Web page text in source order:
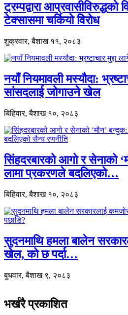
ट्रम्पद्वारा आप्रवासीविरुद्धको
टेक्सासमा चर्कियो विरोध
शुक्रवार, बैशाख ११, २०८३
नयाँ नियमावली मस्यौदा:
सांसदलाई जोगाउने खेल
बिहिवार, बैशाख १०, २०८३
सिंहदरबारको आगो र सेनाको
लामा प्रकरणले बदलिएको…
बिहिवार, बैशाख १०, २०८३
सुदनमाथि हमला बालेन
खेल, को छ पर्दा…
बुधवार, बैशाख ९, २०८३
भर्खरै प्रकाशित